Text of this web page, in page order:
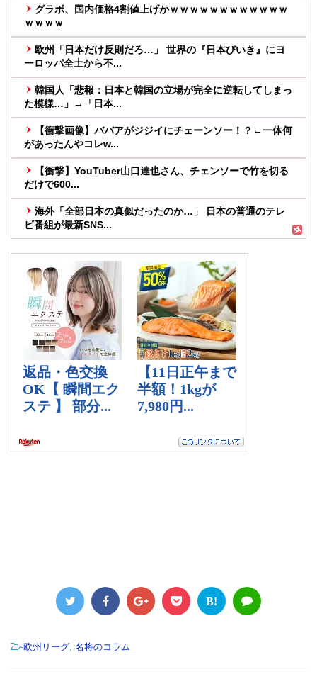
グラボ、国内価格4割値上げかｗｗｗｗｗｗｗｗｗｗｗｗ
ｗｗｗｗ
欧州「日本だけ反則だろ…」 世界の『日本びいき』にヨ
ーロッパ全土から不...
韓国人「悲報：日本と韓国の立場が完全に逆転してしまっ
た模様…」→「日本...
【衝撃画像】ババアがジジイにチェーンソー！？←一体何
があったんやコレw...
【衝撃】YouTuber山口達也さん、チェンソーで竹を切る
だけで600...
海外「全部日本の真似だったのか…」 日本の普通のテレ
ビ番組が最新SNS...
B!
-欧州リーグ 名将のコラム